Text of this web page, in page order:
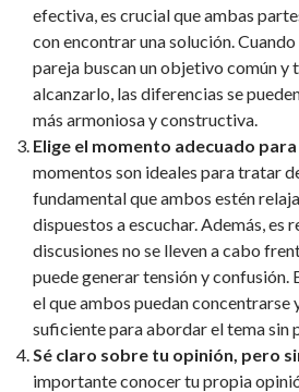
efectiva, es crucial que ambas
con encontrar una solución.
pareja buscan un objetivo común y
alcanzarlo, las diferencias se
más armoniosa y constructiva.
Elige el momento adecuado
momentos son ideales para tratar
fundamental que ambos estén
dispuestos a escuchar. Además, es
discusiones no se lleven a cabo
puede generar tensión y confusión.
el que ambos puedan concentrarse
suficiente para abordar el tema sin
Sé claro sobre tu opinión, pero
importante conocer tu propia